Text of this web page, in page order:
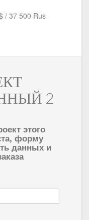
/ 37 500 Rus
2
этого
форму
данных и